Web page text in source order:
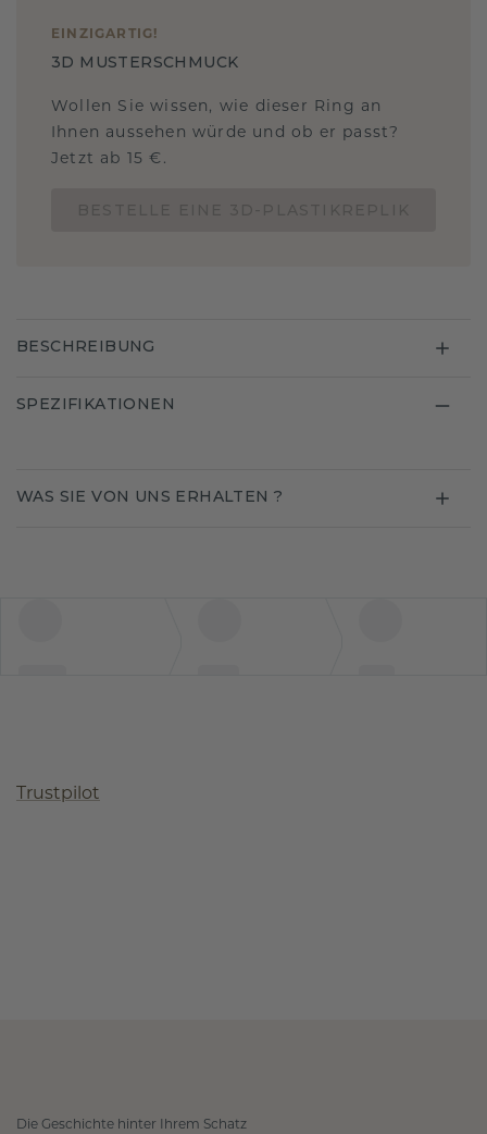
EINZIGARTIG !
3D MUSTERSCHMUCK
Wollen Sie wissen, wie dieser Ring an
Ihnen aussehen würde und ob er passt?
Jetzt ab 15 €.
BESCHREIBUNG
SPEZIFIKATIONEN
WAS SIE VON UNS ERHALTEN ?
Trustpilot
Die Geschichte hinter Ihrem Schatz